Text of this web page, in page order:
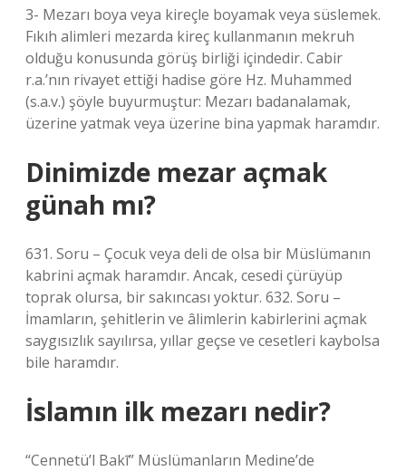
3- Mezarı boya veya kireçle boyamak veya süslemek.
Fıkıh alimleri mezarda kireç kullanmanın mekruh
olduğu konusunda görüş birliği içindedir. Cabir
r.a.’nın rivayet ettiği hadise göre Hz. Muhammed
(s.a.v.) şöyle buyurmuştur: Mezarı badanalamak,
üzerine yatmak veya üzerine bina yapmak haramdır.
Dinimizde mezar açmak
günah mı?
631. Soru – Çocuk veya deli de olsa bir Müslümanın
kabrini açmak haramdır. Ancak, cesedi çürüyüp
toprak olursa, bir sakıncası yoktur. 632. Soru –
İmamların, şehitlerin ve âlimlerin kabirlerini açmak
saygısızlık sayılırsa, yıllar geçse ve cesetleri kaybolsa
bile haramdır.
İslamın ilk mezarı nedir?
“Cennetü’l Bakī” Müslümanların Medine’de